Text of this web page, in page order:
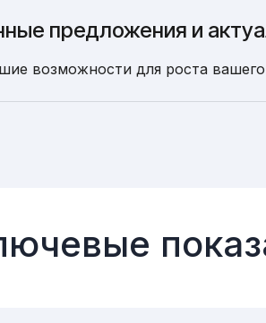
предложения и
возможности для роста